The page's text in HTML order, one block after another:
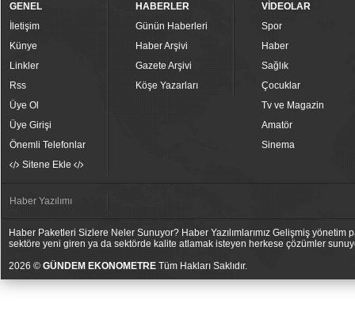
GENEL
İletişim
Künye
Linkler
Rss
Üye Ol
Üye Girişi
Önemli Telefonlar
Sitene Ekle
HABERLER
Günün Haberleri
Haber Arşivi
Gazete Arşivi
Köşe Yazarları
VİDEOLAR
Spor
Haber
Sağlık
Çocuklar
Tv ve Magazin
Amatör
Sinema
Haber Yazılımı
Haber Paketleri Sizlere Neler Sunuyor? Haber Yazılımlarımız Gelişmiş
sektöre yeni giren ya da sektörde kalite atlamak isteyen herkese çözümler
2026 © GÜNDEM EKONOMETRE Tüm Hakları Saklıdır.